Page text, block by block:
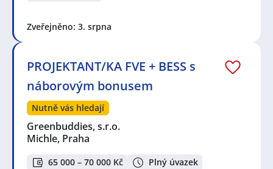
Zveřejněno: 3. srpna
PROJEKTANT/KA FVE + BESS s
náborovým bonusem
Nutně vás hledají
Greenbuddies, s.r.o.
Michle, Praha
65 000 – 70 000 Kč
Plný úvazek